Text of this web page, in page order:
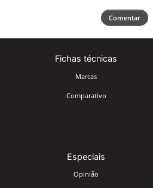
Comentar
Fichas técnicas
Marcas
Comparativo
Especiais
Opinião